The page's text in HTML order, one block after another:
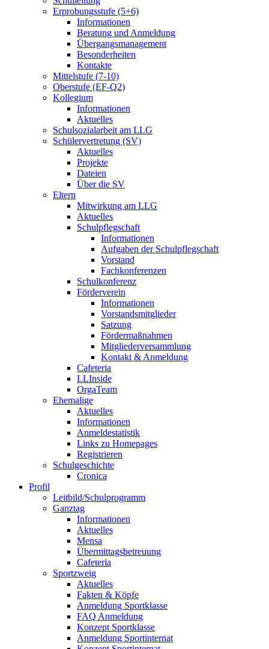
Erprobungsstufe (5+6)
Informationen
Beratung und Anmeldung
Übergangsmanagement
Besonderheiten
Kontakte
Mittelstufe (7-10)
Oberstufe (EF-Q2)
Kollegium
Informationen
Aktuelles
Schulsozialarbeit am LLG
Schülervertretung (SV)
Aktuelles
Projekte
Dateien
Über die SV
Eltern
Mitwirkung am LLG
Aktuelles
Schulpflegschaft
Informationen
Aufgaben der Schulpflegschaft
Vorstand
Fachkonferenzen
Schulkonferenz
Förderverein
Informationen
Vorstandsmitglieder
Satzung
Fördermaßnahmen
Mitgliederversammlung
Kontakt & Anmeldung
Cafeteria
LLInside
OrgaTeam
Ehemalige
Aktuelles
Informationen
Anmeldestatistik
Links zu Homepages
Registrieren
Schulgeschichte
Cronica
Profil
Leitbild/Schulprogramm
Ganztag
Informationen
Aktuelles
Mensa
Übermittagsbetreuung
Cafeteria
Sportzweig
Aktuelles
Fakten & Köpfe
Anmeldung Sportklasse
FAQ Anmeldung
Konzept Sportklasse
Anmeldung Sportinternat